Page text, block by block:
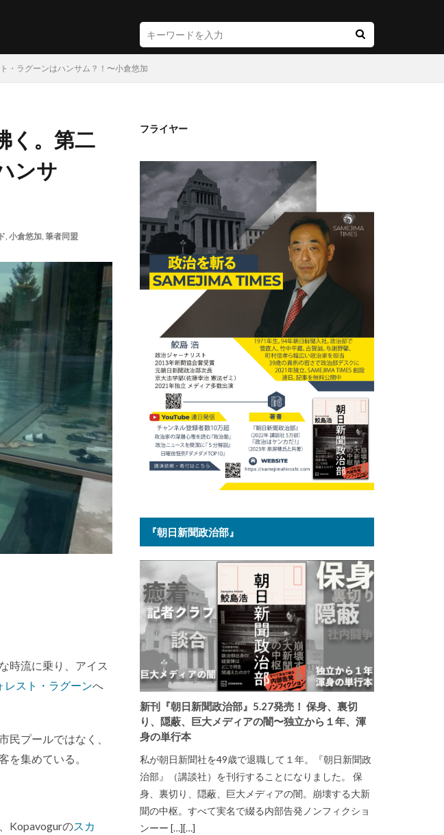
・ラグーンはハンサム？！〜小倉悠加
く。第二
ンサ
, 小倉悠加, 筆者同盟
時流に乗り、アイス
レスト・ラグーンへ
プールではなく、
を集めている。
Kopavogurのスカ
フライヤー
『朝日新聞政治部』
新刊『朝日新聞政治部』5.27発売！ 保身、裏切
り、隠蔽、巨大メディアの闇〜独立から１年、渾
身の単行本
私が朝日新聞社を49歳で退職して１年。『朝日新聞政
治部』（講談社）を刊行することになりました。 保
身、裏切り、隠蔽、巨大メディアの闇。崩壊する大新
聞の中枢。すべて実名で綴る内部告発ノンフィクショ
ンーー […][…]